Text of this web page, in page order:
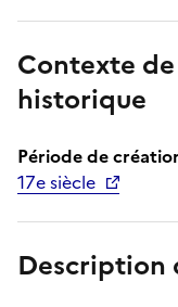
Contexte
historique
Période de
17e siècle
Description